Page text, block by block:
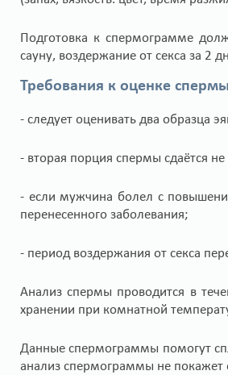
Подготовка к спермограмме
сауну, воздержание от секса за 2
Требования к оценке спермы
- следует оценивать два образца
- вторая порция спермы сдаётся
- если мужчина болел с
перенесенного заболевания;
- период воздержания от секса
Анализ спермы проводится в
хранении при комнатной
Данные спермограммы помогут
анализ спермограммы не покажет